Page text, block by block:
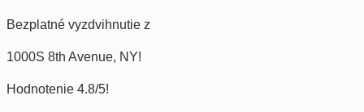
Varianty
môžete
vybrať
Bezplatné vyzdvihnutie z
1000S 8th Avenue, NY!
Hodnotenie 4.8/5!